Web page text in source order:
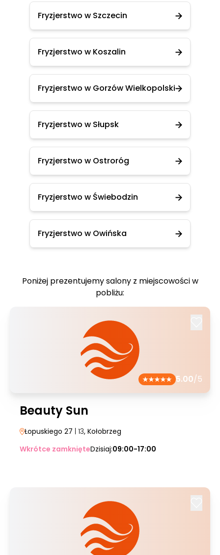
Fryzjerstwo w Szczecin
Fryzjerstwo w Koszalin
Fryzjerstwo w Gorzów Wielkopolski
Fryzjerstwo w Słupsk
Fryzjerstwo w Ostroróg
Fryzjerstwo w Świebodzin
Fryzjerstwo w Owińska
Poniżej prezentujemy salony z miejscowości w
pobliżu:
5.00/5
Beauty Sun
Łopuskiego 27 | 13, Kołobrzeg
Wkrótce zamknięteDzisiaj:09:00-17:00